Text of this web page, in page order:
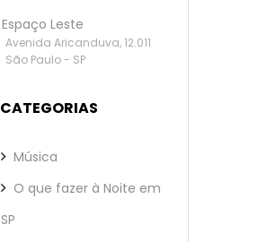
Espaço Leste
Avenida Aricanduva, 12.011
São Paulo - SP
CATEGORIAS
Música
O que fazer à Noite em
SP